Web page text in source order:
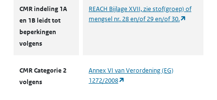
CMR indeling 1A
en 1B leidt tot
beperkingen
volgens
REACH Bijlage XVII, zie stof(groep) of
mengsel nr. 28 en/of 29 en/of 30.
CMR Categorie 2
volgens
Annex VI van Verordening (EG)
1272/2008